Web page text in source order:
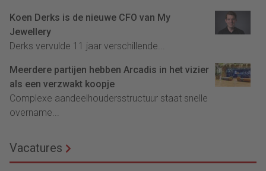
Koen Derks is de nieuwe CFO van My
Jewellery
Derks vervulde 11 jaar verschillende...
Meerdere partijen hebben Arcadis in het vizier
als een verzwakt koopje
Complexe aandeelhoudersstructuur staat snelle
overname...
Vacatures